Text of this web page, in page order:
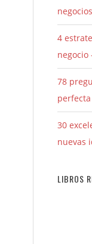
4
negocio
78
30
nuevas
LIBROS